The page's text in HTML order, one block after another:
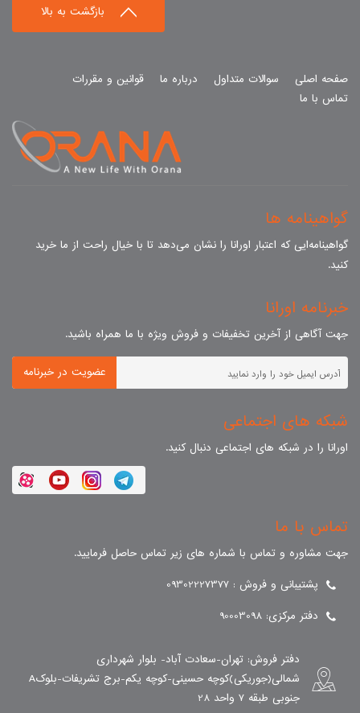
بازگشت به بالا
صفحه اصلی سوالات متداول درباره ما
قوانین و مقررات
تماس با ما
گواهینامه ها
گواهینامه‌ایی که اعتبار اورانا را نشان می‌دهد تا با خیال راحت از ما خرید
کنید.
خبرنامه اورانا
جهت آگاهی از آخرین تخفیفات و فروش ویژه با ما همراه باشید.
عضویت در خبرنامه
شبکه های اجتماعی
اورانا را در شبکه های اجتماعی دنبال کنید.
تماس با ما
جهت مشاوره و تماس با شماره های زیر تماس حاصل فرمایید.
پشتیبانی و فروش : 09302227377
دفتر مرکزی: 90003098
دفتر فروش: تهران-سعادت آباد- بلوار شهرداری
شمالی(جوریکی)کوچه حسینی-کوچه یکم-برج تشریفات-بلوکA
جنوبی طبقه 7 واحد 28